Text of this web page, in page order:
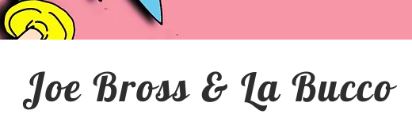
Joe Bross & La Bucco